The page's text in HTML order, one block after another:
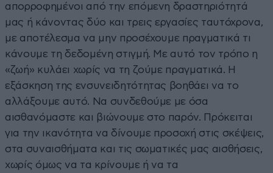
απορροφημένοι από την επόμενη δραστηριότητά
μας ή κάνοντας δύο και τρεις εργασίες ταυτόχρονα,
με αποτέλεσμα να μην προσέχουμε πραγματικά τι
κάνουμε τη δεδομένη στιγμή. Με αυτό τον τρόπο η
«ζωή» κυλάει χωρίς να τη ζούμε πραγματικά. Η
εξάσκηση της ενσυνειδητότητας βοηθάει να το
αλλάξουμε αυτό. Να συνδεθούμε με όσα
αισθανόμαστε και βιώνουμε στο παρόν. Πρόκειται
για την ικανότητα να δίνουμε προσοχή στις σκέψεις,
στα συναισθήματα και τις σωματικές μας αισθήσεις,
χωρίς όμως να τα κρίνουμε ή να τα